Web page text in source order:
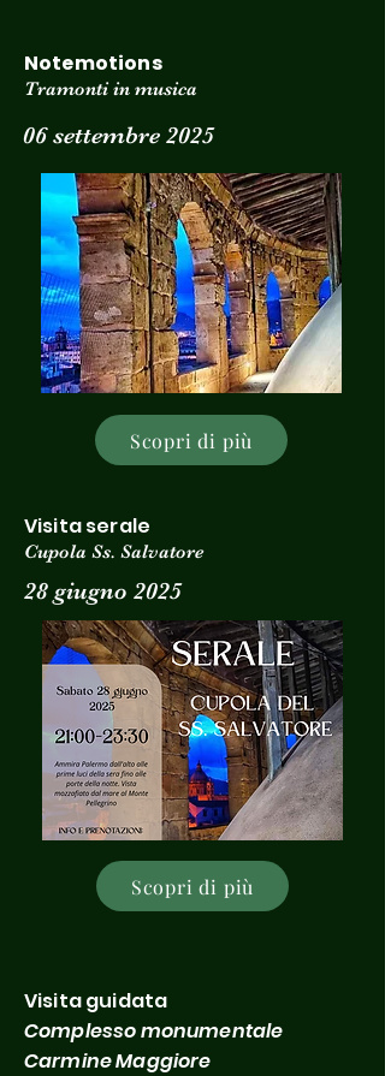
Notemotions
Tramonti in musica
06 settembre 2025
Scopri di più
Visita serale
Cupola Ss. Salvatore
28 giugno 2025
Scopri di più
Visita guidata
Complesso monumentale
Carmine Maggiore